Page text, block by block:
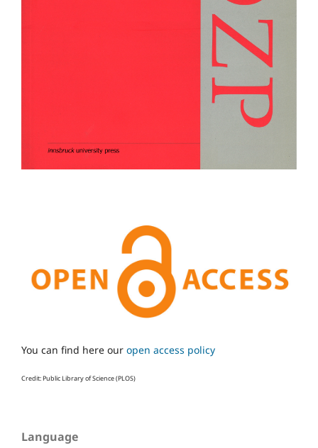
You can find here our open access policy
Credit: Public Library of Science (PLOS)
Language